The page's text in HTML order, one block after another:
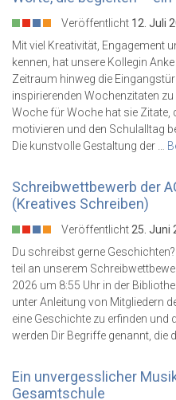
Veröffentlicht 12. Juli
Mit viel Kreativität, Engagement
kennen, hat unsere Kollegin
Zeitraum hinweg die
inspirierenden Wochenzitaten
Woche für Woche hat sie Zitate,
motivieren und den Schulalltag
Die kunstvolle Gestaltung der …
Schreibwettbewerb der
(Kreatives Schreiben)
Veröffentlicht25. Juni
Du schreibst gerne
teil an unserem
2026 um 8:55 Uhr in der
unter Anleitung von Mitgliedern
eine Geschichte zu erfinden und
werden Dir Begriffe genannt, die
Ein unvergesslicher
Gesamtschule